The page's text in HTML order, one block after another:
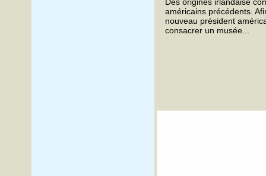
américains précédents.
nouveau président
consacrer un musée...